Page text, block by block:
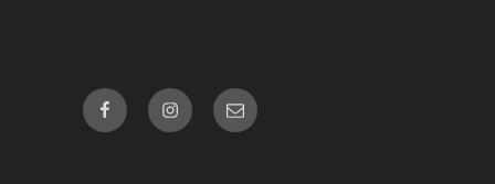
FacebookInstagram
E-
Mail